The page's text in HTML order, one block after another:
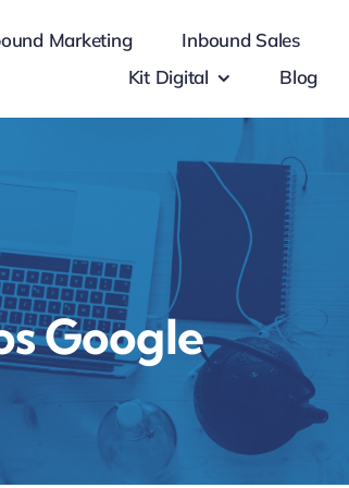
Marketing Inbound Sales
Kit Digital
Blog
Google